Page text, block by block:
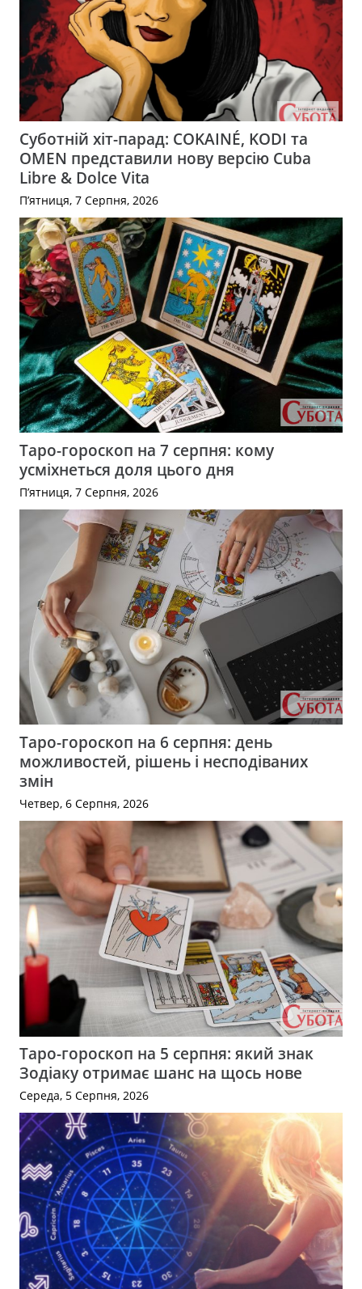
Суботній хіт-парад: COKAINÉ, KODI та
OMEN представили нову версію Cuba
Libre & Dolce Vita
П’ятниця, 7 Серпня, 2026
Таро-гороскоп на 7 серпня: кому
усміхнеться доля цього дня
П’ятниця, 7 Серпня, 2026
Таро-гороскоп на 6 серпня: день
можливостей, рішень і несподіваних
змін
Четвер, 6 Серпня, 2026
Таро-гороскоп на 5 серпня: який знак
Зодіаку отримає шанс на щось нове
Середа, 5 Серпня, 2026